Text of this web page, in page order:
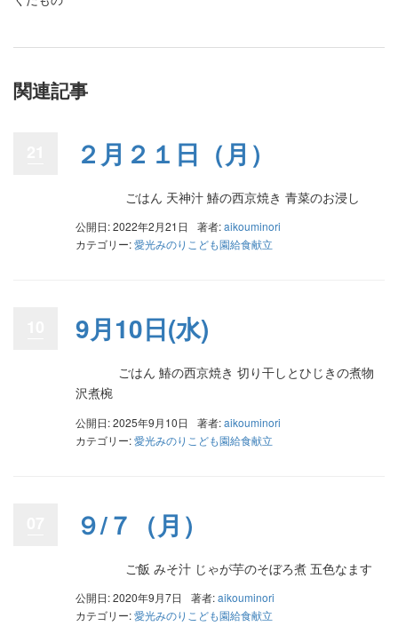
関連記事
２月２１日（月）
ごはん 天神汁 鰆の西京焼き 青菜のお浸し
公開日: 2022年2月21日 著者:aikouminori
カテゴリー:愛光みのりこども園給食献立
9月10日(水)
ごはん 鰆の西京焼き 切り干しとひじきの煮物
沢煮椀
公開日: 2025年9月10日 著者:aikouminori
カテゴリー:愛光みのりこども園給食献立
９/７（月）
ご飯 みそ汁 じゃが芋のそぼろ煮 五色なます
公開日: 2020年9月7日 著者:aikouminori
カテゴリー:愛光みのりこども園給食献立